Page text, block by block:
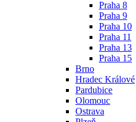
Praha 8
Praha 9
Praha 10
Praha 11
Praha 13
Praha 15
Brno
Hradec Králové
Pardubice
Olomouc
Ostrava